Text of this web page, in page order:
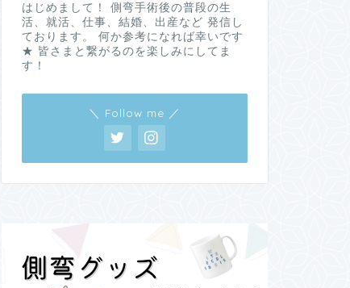
はじめまして！ 側弯手術後の普段の生
活、就活、仕事、結婚、出産など 発信し
ております。 何か参考になれば幸いです
★ 皆さまと繋がるのを楽しみにしてま
す！
＼ Follow me ／